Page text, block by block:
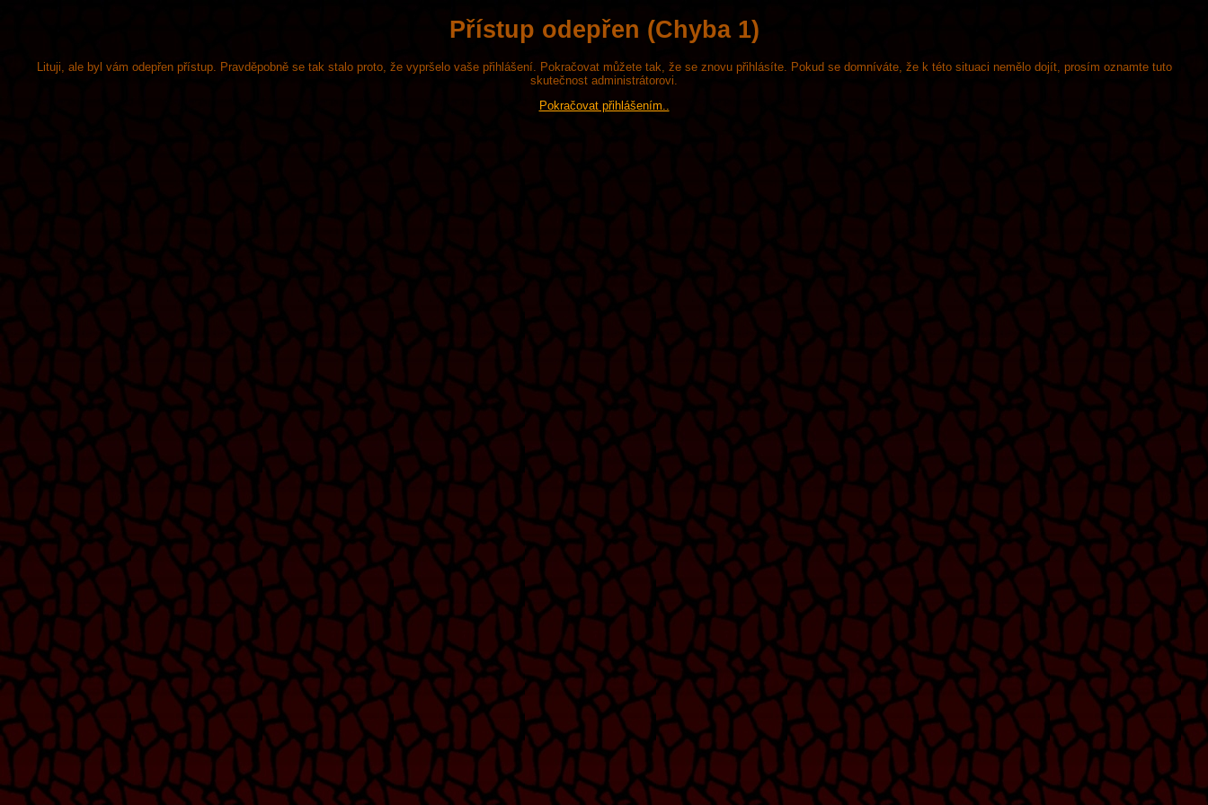
Přístup odepřen (Chyba 1)
Lituji, ale byl vám odepřen přístup. Pravděpobně se tak stalo proto, že vypršelo vaše přihlášení. Pokračovat můžete tak, že se znovu přihlásíte. Pokud se domníváte, že k této situaci nemělo dojít, prosím oznamte tuto
skutečnost administrátorovi.
Pokračovat přihlášením..